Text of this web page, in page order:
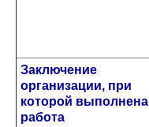
Заключение
организации, при
которой выполнена
работа